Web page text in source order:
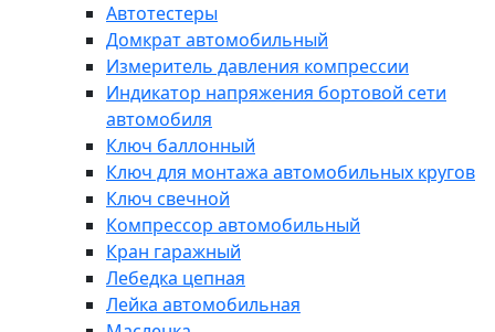
Автотестеры
Домкрат автомобильный
Измеритель давления компрессии
Индикатор напряжения бортовой сети
автомобиля
Ключ баллонный
Ключ для монтажа автомобильных кругов
Ключ свечной
Компрессор автомобильный
Кран гаражный
Лебедка цепная
Лейка автомобильная